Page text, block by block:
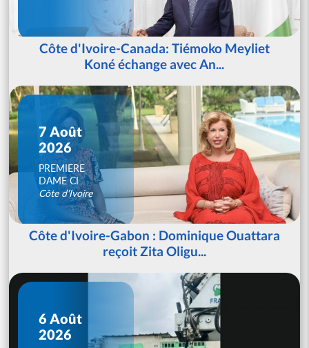
Côte d'Ivoire-Canada: Tiémoko Meyliet
Koné échange avec An...
7 Août
2026
PREMIERE
DAME CI
Côte d'Ivoire
Côte d'Ivoire-Gabon : Dominique Ouattara
reçoit Zita Oligu...
6 Août
2026